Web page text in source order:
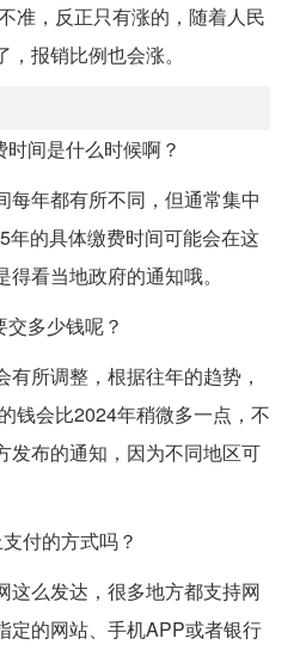
准，反正只有涨的，随着人民
报销比例也会涨。
间是什么时候啊？
每年都有所不同，但通常集中
年的具体缴费时间可能会在这
看当地政府的通知哦。
多少钱呢？
所调整，根据往年的趋势，
钱会比2024年稍微多一点，不
发布的通知，因为不同地区可
付的方式吗？
这么发达，很多地方都支持网
定的网站、手机APP或者银行